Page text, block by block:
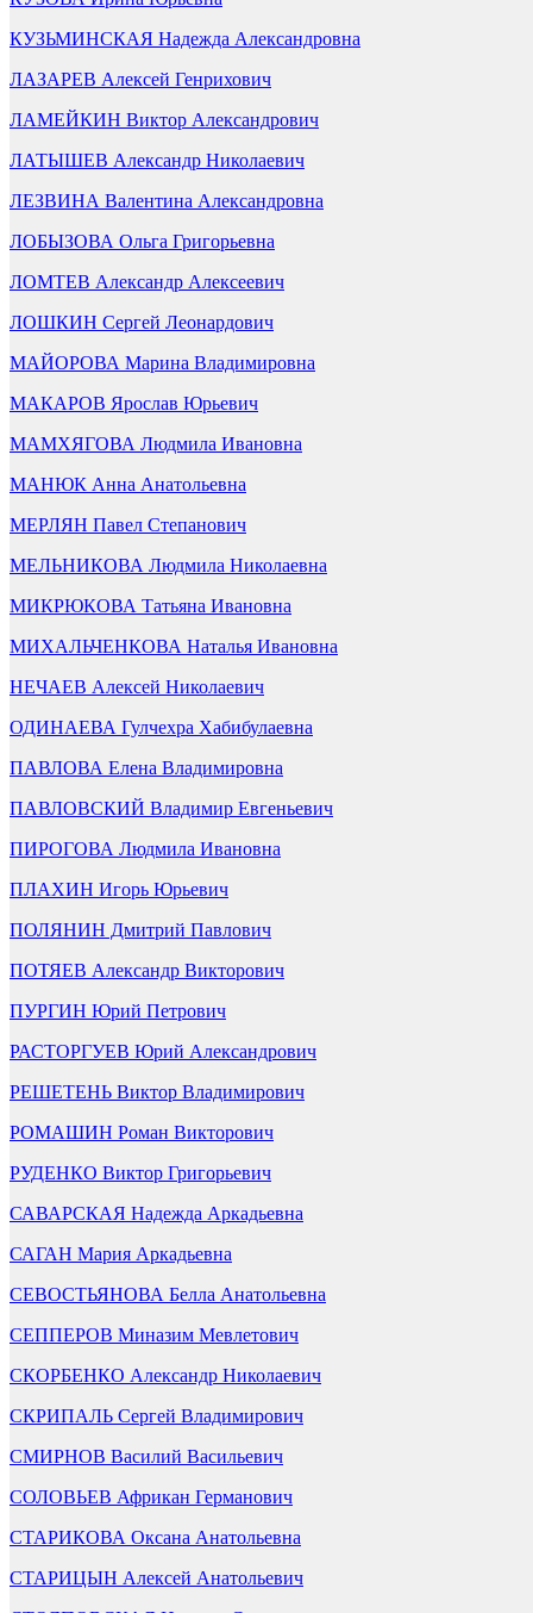
КУЗЬМИНСКАЯ Надежда Александровна
ЛАЗАРЕВ Алексей Генрихович
ЛАМЕЙКИН Виктор Александрович
ЛАТЫШЕВ Александр Николаевич
ЛЕЗВИНА Валентина Александровна
ЛОБЫЗОВА Ольга Григорьевна
ЛОМТЕВ Александр Алексеевич
ЛОШКИН Сергей Леонардович
МАЙОРОВА Марина Владимировна
МАКАРОВ Ярослав Юрьевич
МАМХЯГОВА Людмила Ивановна
МАНЮК Анна Анатольевна
МЕРЛЯН Павел Степанович
МЕЛЬНИКОВА Людмила Николаевна
МИКРЮКОВА Татьяна Ивановна
МИХАЛЬЧЕНКОВА Наталья Ивановна
НЕЧАЕВ Алексей Николаевич
ОДИНАЕВА Гулчехра Хабибулаевна
ПАВЛОВА Елена Владимировна
ПАВЛОВСКИЙ Владимир Евгеньевич
ПИРОГОВА Людмила Ивановна
ПЛАХИН Игорь Юрьевич
ПОЛЯНИН Дмитрий Павлович
ПОТЯЕВ Александр Викторович
ПУРГИН Юрий Петрович
РАСТОРГУЕВ Юрий Александрович
РЕШЕТЕНЬ Виктор Владимирович
РОМАШИН Роман Викторович
РУДЕНКО Виктор Григорьевич
САВАРСКАЯ Надежда Аркадьевна
САГАН Мария Аркадьевна
СЕВОСТЬЯНОВА Белла Анатольевна
СЕППЕРОВ Миназим Мевлетович
СКОРБЕНКО Александр Николаевич
СКРИПАЛЬ Сергей Владимирович
СМИРНОВ Василий Васильевич
СОЛОВЬЕВ Африкан Германович
СТАРИКОВА Оксана Анатольевна
СТАРИЦЫН Алексей Анатольевич